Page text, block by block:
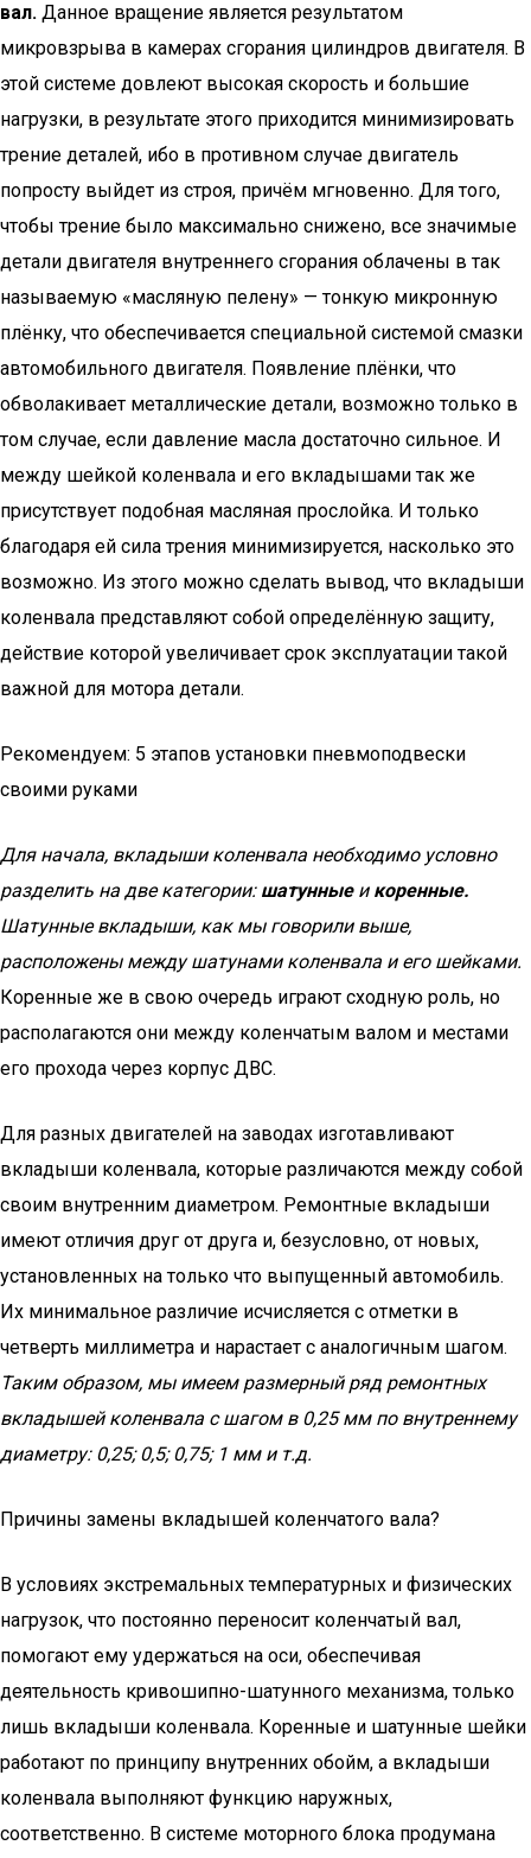
вал. Данное вращение является результатом
микровзрыва в камерах сгорания цилиндров двигателя. В
этой системе довлеют высокая скорость и большие
нагрузки, в результате этого приходится минимизировать
трение деталей, ибо в противном случае двигатель
попросту выйдет из строя, причём мгновенно. Для того,
чтобы трение было максимально снижено, все значимые
детали двигателя внутреннего сгорания облачены в так
называемую «масляную пелену» — тонкую микронную
плёнку, что обеспечивается специальной системой смазки
автомобильного двигателя. Появление плёнки, что
обволакивает металлические детали, возможно только в
том случае, если давление масла достаточно сильное. И
между шейкой коленвала и его вкладышами так же
присутствует подобная масляная прослойка. И только
благодаря ей сила трения минимизируется, насколько это
возможно. Из этого можно сделать вывод, что вкладыши
коленвала представляют собой определённую защиту,
действие которой увеличивает срок эксплуатации такой
важной для мотора детали.
Рекомендуем: 5 этапов установки пневмоподвески
своими руками
Для начала, вкладыши коленвала необходимо условно
разделить на две категории: шатунныеи коренные.
Шатунные вкладыши, как мы говорили выше,
расположены между шатунами коленвала и его шейками.
Коренные же в свою очередь играют сходную роль, но
располагаются они между коленчатым валом и местами
его прохода через корпус ДВС.
Для разных двигателей на заводах изготавливают
вкладыши коленвала, которые различаются между собой
своим внутренним диаметром. Ремонтные вкладыши
имеют отличия друг от друга и, безусловно, от новых,
установленных на только что выпущенный автомобиль.
Их минимальное различие исчисляется с отметки в
четверть миллиметра и нарастает с аналогичным шагом.
Таким образом, мы имеем размерный ряд ремонтных
вкладышей коленвала с шагом в 0,25 мм по внутреннему
диаметру: 0,25; 0,5; 0,75; 1 мм и т.д.
Причины замены вкладышей коленчатого вала?
В условиях экстремальных температурных и физических
нагрузок, что постоянно переносит коленчатый вал,
помогают ему удержаться на оси, обеспечивая
деятельность кривошипно-шатунного механизма, только
лишь вкладыши коленвала. Коренные и шатунные шейки
работают по принципу внутренних обойм, а вкладыши
коленвала выполняют функцию наружных,
соответственно. В системе моторного блока продумана